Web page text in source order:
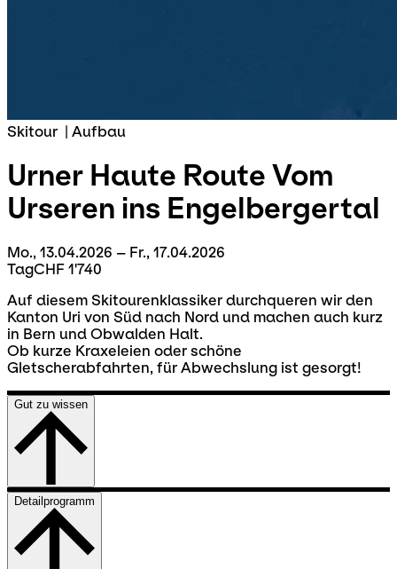
Skitour | Aufbau
Urner Haute Route Vom
Urseren ins Engelbergertal
Mo., 13.04.2026 – Fr., 17.04.2026
TagCHF 1'740
Auf diesem Skitourenklassiker durchqueren wir den
Kanton Uri von Süd nach Nord und machen auch kurz
in Bern und Obwalden Halt.
Ob kurze Kraxeleien oder schöne
Gletscherabfahrten, für Abwechslung ist gesorgt!
Gut zu wissen
Detailprogramm